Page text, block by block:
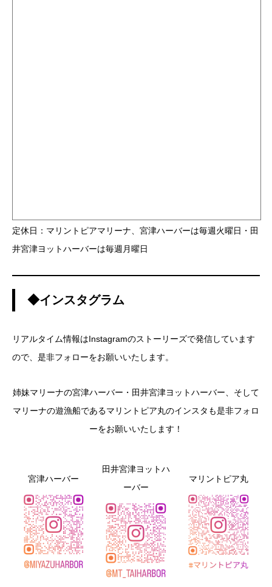
定休日：マリントピアマリーナ、宮津ハーバーは毎週火曜日・田
井宮津ヨットハーバーは毎週月曜日
◆インスタグラム
リアルタイム情報はInstagramのストーリーズで発信しています
ので、是非フォローをお願いいたします。
姉妹マリーナの宮津ハーバー・田井宮津ヨットハーバー、そして
マリーナの遊漁船であるマリントピア丸のインスタも是非フォロ
ーをお願いいたします！
宮津ハーバー
田井宮津ヨットハ
ーバー
マリントピア丸